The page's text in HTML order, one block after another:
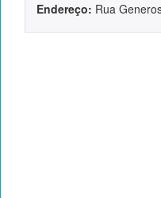
Endereço: Rua